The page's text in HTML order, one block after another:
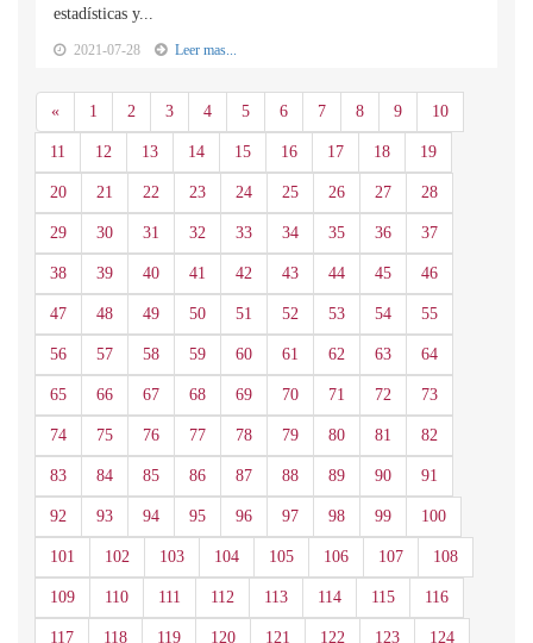
estadísticas y...
2021-07-28 Leer mas...
«Anterior
1 2 3 4 5 6 7 8 9 10
11 12 13 14 15 16 17 18 19
20 21 22 23 24 25 26 27 28
29 30 31 32 33 34 35 36 37
38 39 40 41 42 43 44 45 46
47 48 49 50 51 52 53 54 55
56 57 58 59 60 61 62 63 64
65 66 67 68 69 70 71 72 73
74 75 76 77 78 79 80 81 82
83 84 85 86 87 88 89 90 91
92 93 94 95 96 97 98 99 100
101 102 103 104 105 106 107 108
109 110 111 112 113 114 115 116
117 118 119 120 121 122 123 124